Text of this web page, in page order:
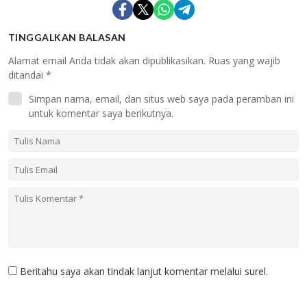
TINGGALKAN BALASAN
Alamat email Anda tidak akan dipublikasikan. Ruas yang wajib
ditandai *
Simpan nama, email, dan situs web saya pada peramban ini
untuk komentar saya berikutnya.
Beritahu saya akan tindak lanjut komentar melalui surel.